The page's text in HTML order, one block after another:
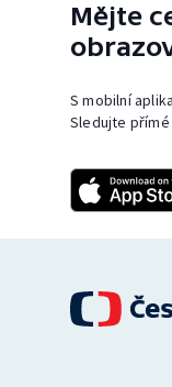
Mějte
S mobilní
Sledujte